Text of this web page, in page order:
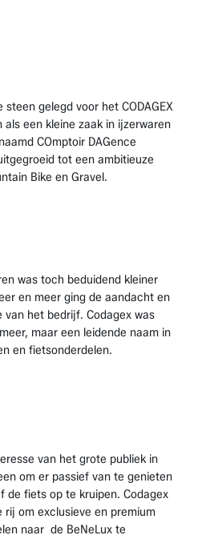
steen gelegd voor het CODAGEX
een kleine zaak in ijzerwaren
COmptoir DAGence
tot een ambitieuze
Bike en Gravel.
was toch beduidend kleiner
en meer ging de aandacht en
het bedrijf. Codagex was
maar een leidende naam in
en fietsonderdelen.
van het grote publiek in
om er passief van te genieten
de fiets op te kruipen. Codagex
rij om exclusieve en premium
naar de BeNeLux te